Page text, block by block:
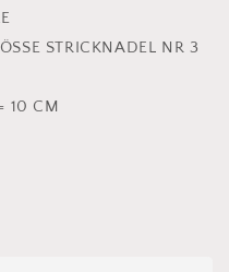
STRICKNADEL NR 3
10 CM